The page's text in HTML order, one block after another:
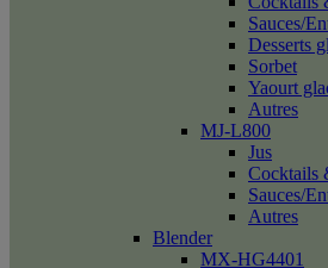
Sauces/
Desserts
Sorbet
Yaourt
Autres
MJ-L800
Jus
Cocktails
Sauces/
Autres
Blender
MX-HG4401